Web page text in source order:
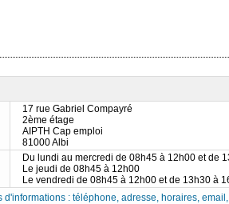
17 rue Gabriel Compayré
2ème étage
AIPTH Cap emploi
81000 Albi
Du lundi au mercredi de 08h45 à 12h00 et de
Le jeudi de 08h45 à 12h00
Le vendredi de 08h45 à 12h00 et de 13h30 à
d'informations : téléphone, adresse, horaires,